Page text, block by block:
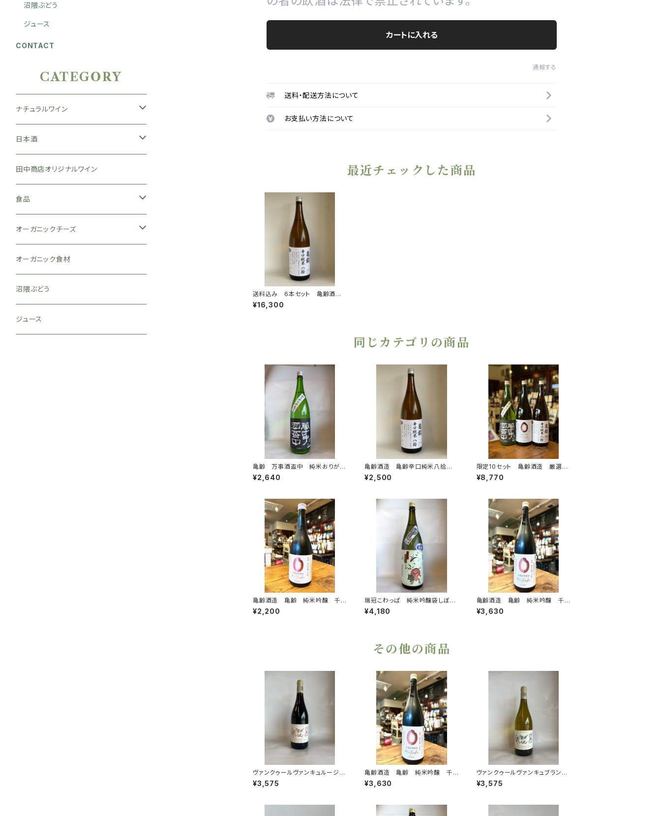
カートに入れる
通報する
送料・配送方法について
お支払い方法について
最近チェックした商品
送料込み 6本セット 亀齢酒
造 亀齢辛口純米八拾生 2025
年醸造 1800ml 2025年12月
¥16,300
同じカテゴリの商品
亀齢 万事酒盃中 純米おりがら
み新酒生酒
¥2,640
亀齢酒造 亀齢辛口純米八拾
生 2025年醸造 1800ml 20
25年12月発売
¥2,500
限定10セット 亀齢酒造 厳選日
本酒3本セット（1.8Ⅼ×3）
¥8,770
亀齢酒造 亀齢 純米吟醸 千
本錦 みがき 全量原形精米 2
026年醸造 720ml
¥2,200
瑞冠こわっぱ 純米吟醸袋しぼ
り しずく生酒1,800ml
¥4,180
亀齢酒造 亀齢 純米吟醸 千
本錦 みがき 全量原形精米 2
026年醸造 1800ml
¥3,630
その他の商品
ヴァンクゥールヴァンキュルージュ
2024
¥3,575
亀齢酒造 亀齢 純米吟醸 千
本錦 みがき 全量原形精米 2
026年醸造 1800ml
¥3,630
ヴァンクゥールヴァンキュブラン20
24
¥3,575
沼隈ぶどう
ジュース
CONTACT
CATEGORY
ナチュラルワイン
日本
広島県
岡山県
北海道
フランス
ブルゴーニュ
ロワール
イタリア
スペイン
オーストラリア
南アフリカ
赤ワイン
日本酒
広島県
亀齢酒造
山岡酒造
山口県
八百新酒造
田中商店オリジナルワイン
食品
味噌
名刀味噌本舗
ジュース
お茶
オーガニックチーズ
ヴィアザビオ
オーガニック食材
沼隈ぶどう
ジュース